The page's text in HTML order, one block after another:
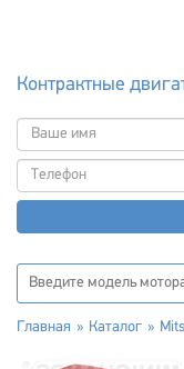
Контрактные
Главная Каталог